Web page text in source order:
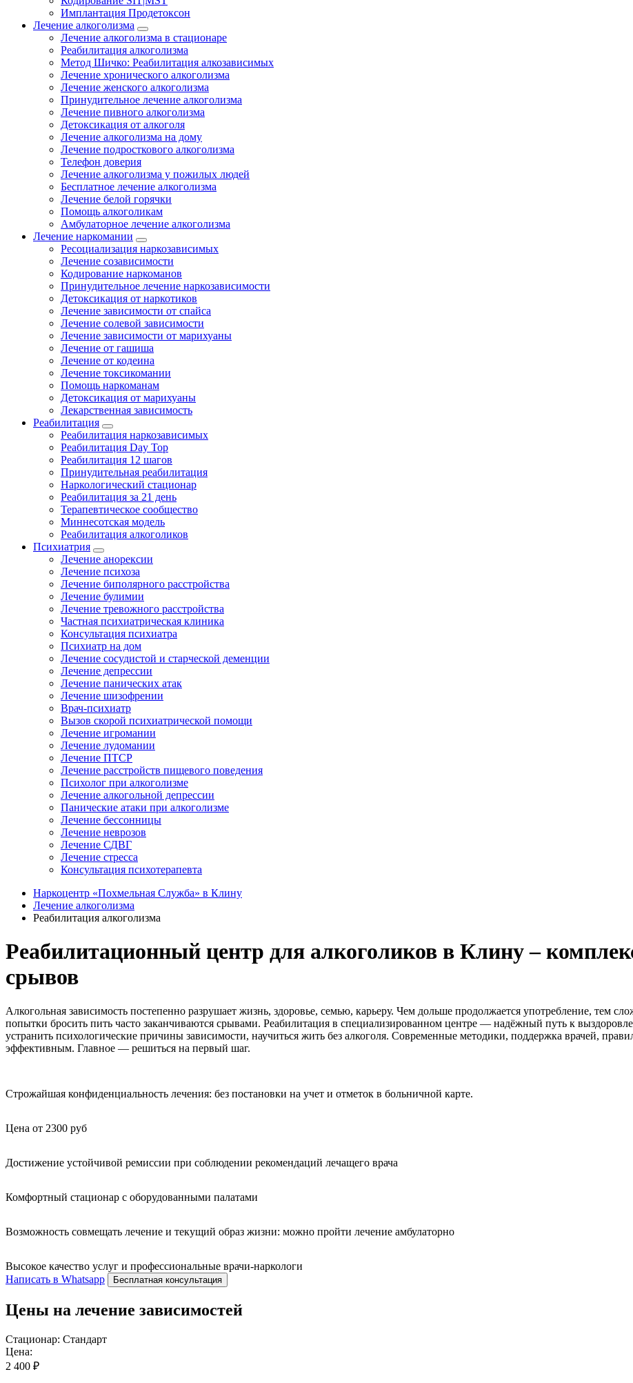
Имплантация Продетоксон
Лечение алкоголизма
Лечение алкоголизма в стационаре
Реабилитация алкоголизма
Метод Шичко: Реабилитация алкозависимых
Лечение хронического алкоголизма
Лечение женского алкоголизма
Принудительное лечение алкоголизма
Лечение пивного алкоголизма
Детоксикация от алкоголя
Лечение алкоголизма на дому
Лечение подросткового алкоголизма
Телефон доверия
Лечение алкоголизма у пожилых людей
Бесплатное лечение алкоголизма
Лечение белой горячки
Помощь алкоголикам
Амбулаторное лечение алкоголизма
Лечение наркомании
Ресоциализация наркозависимых
Лечение созависимости
Кодирование наркоманов
Принудительное лечение наркозависимости
Детоксикация от наркотиков
Лечение зависимости от спайса
Лечение солевой зависимости
Лечение зависимости от марихуаны
Лечение от гашиша
Лечение от кодеина
Лечение токсикомании
Помощь наркоманам
Детоксикация от марихуаны
Лекарственная зависимость
Реабилитация
Реабилитация наркозависимых
Реабилитация Day Top
Реабилитация 12 шагов
Принудительная реабилитация
Наркологический стационар
Реабилитация за 21 день
Терапевтическое сообщество
Миннесотская модель
Реабилитация алкоголиков
Психиатрия
Лечение анорексии
Лечение психоза
Лечение биполярного расстройства
Лечение булимии
Лечение тревожного расстройства
Частная психиатрическая клиника
Консультация психиатра
Психиатр на дом
Лечение сосудистой и старческой деменции
Лечение депрессии
Лечение панических атак
Лечение шизофрении
Врач-психиатр
Вызов скорой психиатрической помощи
Лечение игромании
Лечение лудомании
Лечение ПТСР
Лечение расстройств пищевого поведения
Психолог при алкоголизме
Лечение алкогольной депрессии
Панические атаки при алкоголизме
Лечение бессонницы
Лечение неврозов
Лечение СДВГ
Лечение стресса
Консультация психотерапевта
Наркоцентр «Похмельная Служба» в Клину
Лечение алкоголизма
Реабилитация алкоголизма
Реабилитационный центр для алкоголиков в Клину –
срывов
Алкогольная зависимость постепенно разрушает жизнь, здоровье, семью, карьеру. Чем дольше продолжается употребление, тем
попытки бросить пить часто заканчиваются срывами. Реабилитация в специализированном центре — надёжный путь к
устранить психологические причины зависимости, научиться жить без алкоголя. Современные методики, поддержка врачей,
эффективным. Главное — решиться на первый шаг.
Строжайшая конфиденциальность лечения: без постановки на учет и отметок в больничной карте.
Цена от 2300 руб
Достижение устойчивой ремиссии при соблюдении рекомендаций лечащего врача
Комфортный стационар с оборудованными палатами
Возможность совмещать лечение и текущий образ жизни: можно пройти лечение амбулаторно
Высокое качество услуг и профессиональные врачи-наркологи
Написать в Whatsapp
Бесплатная консультация
Цены на лечение зависимостей
Стационар: Стандарт
Цена:
2 400 ₽